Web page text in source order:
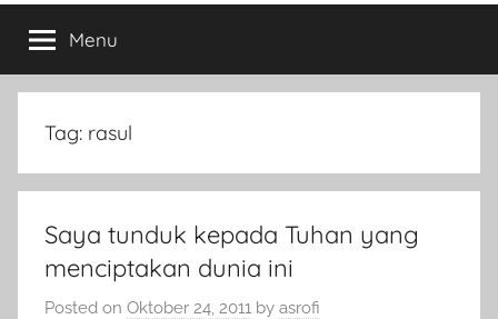
Menu
Tag: rasul
Saya tunduk kepada Tuhan yang
menciptakan dunia ini
Posted on Oktober 24, 2011 by asrofi